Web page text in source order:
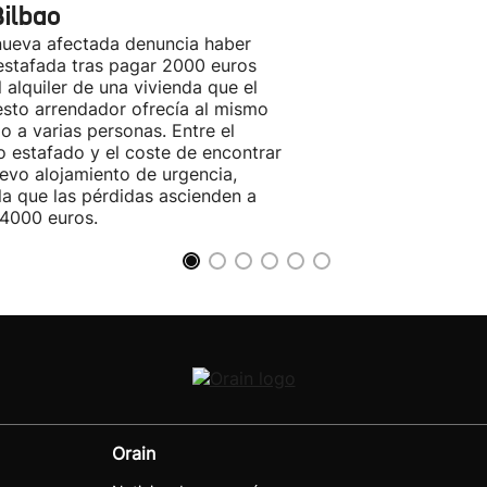
afectada denuncia haber
tras pagar 2000 euros
alquiler de una vivienda que el
arrendador ofrecía al mismo
a varias personas. Entre el
estafado y el coste de encontrar
alojamiento de urgencia,
que las pérdidas ascienden a
euros.
Orain